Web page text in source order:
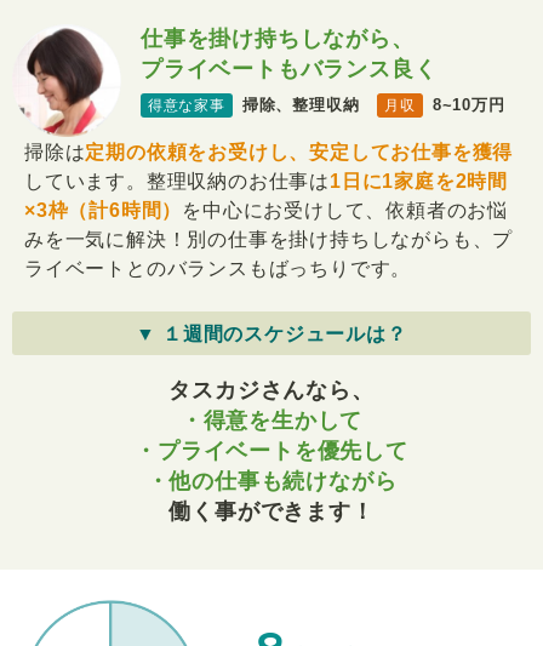
仕事を掛け持ちしながら、
プライベートもバランス良く
得意な家事 掃除、整理収納 月収 8~10万円
掃除は定期の依頼をお受けし、安定してお仕事を獲得
しています。整理収納のお仕事は1日に1家庭を2時間
×3枠（計6時間）
を中心にお受けして、依頼者のお悩
みを一気に解決！別の仕事を掛け持ちしながらも、プ
ライベートとのバランスもばっちりです。
▼ １週間のスケジュールは？
タスカジさんなら、
・得意を生かして
・プライベートを優先して
・他の仕事も続けながら
働く事ができます！